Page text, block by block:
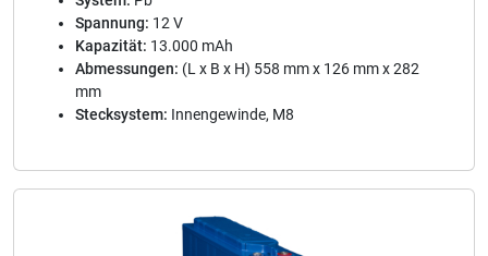
Spannung: 12 V
Kapazität: 13.000 mAh
Abmessungen: (L x B x H) 558 mm x 126 mm x 282
mm
Stecksystem: Innengewinde, M8